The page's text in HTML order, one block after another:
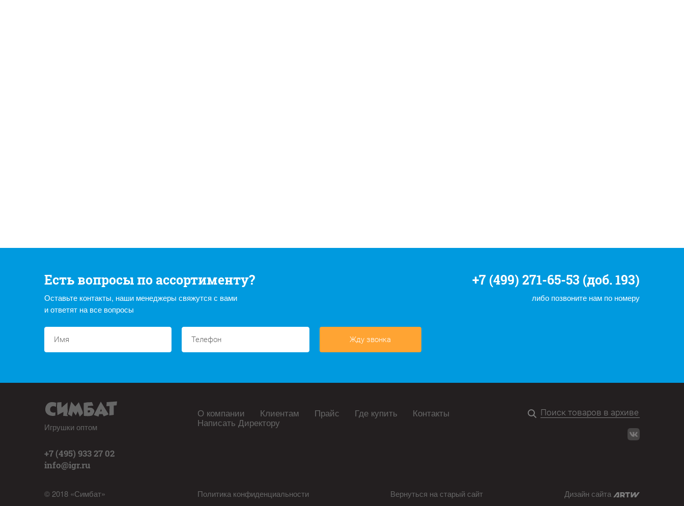
Есть вопросы по ассортименту?
Оставьте контакты, наши менеджеры свяжутся с вами
и ответят на все вопросы
+7 (499) 271-65-53 (доб. 193)
либо позвоните нам по номеру
Жду звонка
Игрушки оптом
+7 (495) 933 27 02
info@igr.ru
© 2018 «Симбат»
О компании Клиентам Прайс Где купить Контакты
Написать Директору
Политика конфиденциальности Вернуться на старый сайт Дизайн сайта